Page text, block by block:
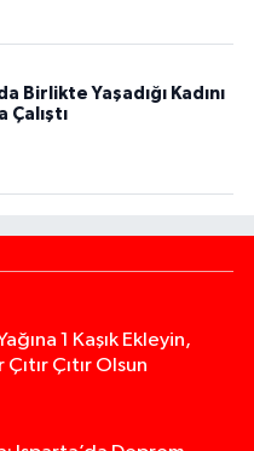
Birlikte Yaşadığı Kadını
Çalıştı
1 Kaşık Ekleyin,
Çıtır Olsun